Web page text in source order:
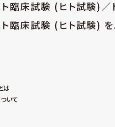
ト臨床試験 (ヒト試験)
ト臨床試験 (ヒト試験) を
は
いて